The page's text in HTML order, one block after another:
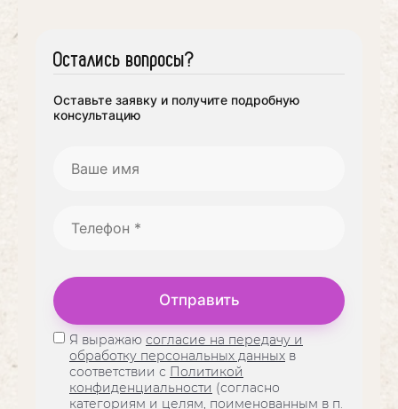
Остались вопросы?
Оставьте заявку и получите подробную
консультацию
Отправить
Я выражаю согласие на передачу и
обработку персональных данных в
соответствии с Политикой
конфиденциальности (согласно
категориям и целям, поименованным в п.